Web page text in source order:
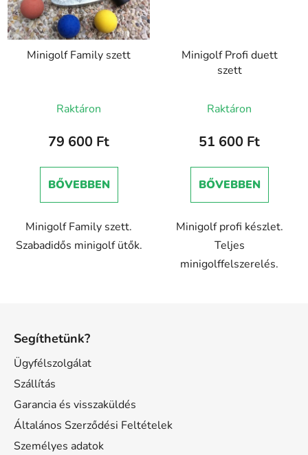
Minigolf Family szett
Raktáron
79 600 Ft
BŐVEBBEN
Minigolf Family szett.
Szabadidős minigolf ütők.
Minigolf Profi duett
szett
Raktáron
51 600 Ft
BŐVEBBEN
Minigolf profi készlet.
Teljes
minigolffelszerelés.
Segíthetünk?
Ügyfélszolgálat
Szállítás
Garancia és visszaküldés
Általános Szerződési Feltételek
Személyes adatok